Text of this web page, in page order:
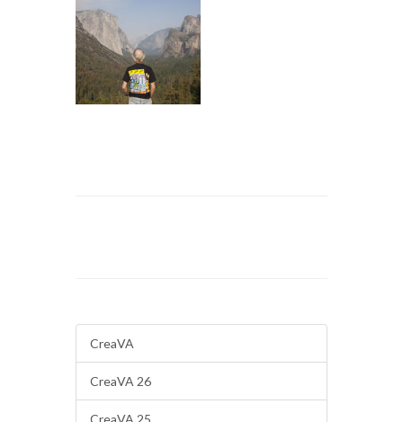
CreaVA
CreaVA 26
CreaVA 25